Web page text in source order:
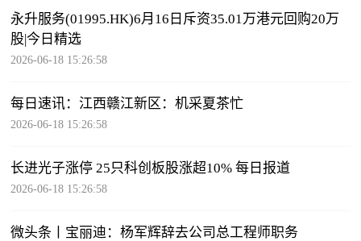
永升服务(01995.HK)6月16日斥资35.01万港元回购20万
股|今日精选
2026-06-18 15:26:58
每日速讯：江西赣江新区：机采夏茶忙
2026-06-18 15:26:58
长进光子涨停 25只科创板股涨超10% 每日报道
2026-06-18 15:26:58
微头条丨宝丽迪：杨军辉辞去公司总工程师职务